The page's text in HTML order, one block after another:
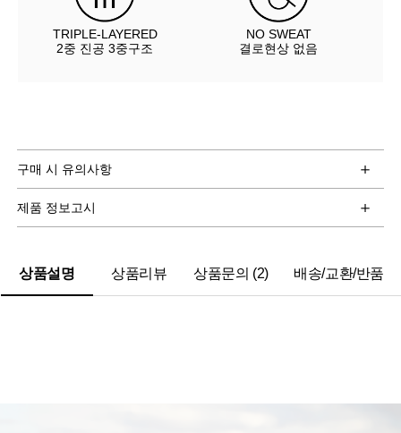
TRIPLE-LAYERED
2중 진공 3중구조
NO SWEAT
결로현상 없음
구매 시 유의사항
제품 정보고시
상품설명 상품리뷰 상품문의 (2) 배송/교환/반품